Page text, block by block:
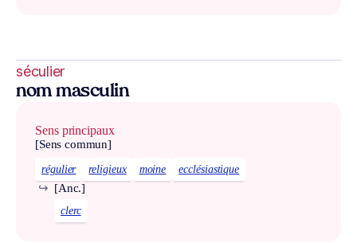
séculier
nom masculin
Sens principaux
[Sens commun]
régulier religieux moine ecclésiastique
[Anc.]
↪
clerc